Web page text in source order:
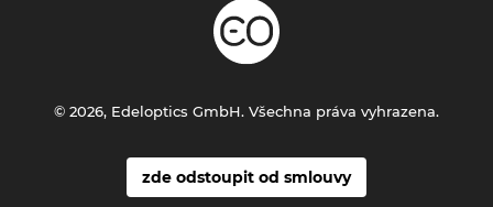
zde odstoupit od smlouvy
© 2026, Edeloptics GmbH. Všechna práva vyhrazena.